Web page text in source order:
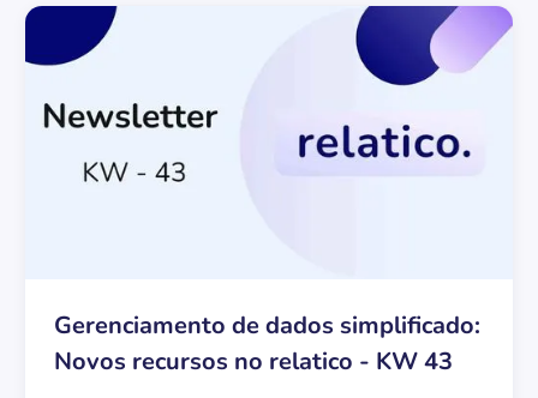
Gerenciamento de dados simplificado:
Novos recursos no relatico - KW 43